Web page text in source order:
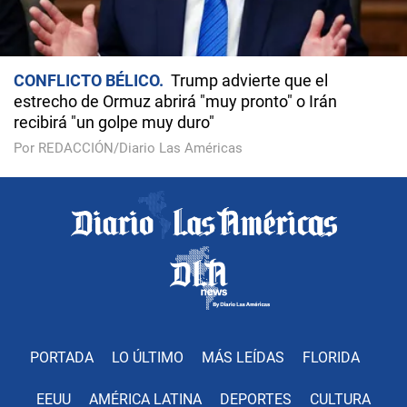
CONFLICTO BÉLICO
Trump advierte que el
estrecho de Ormuz abrirá "muy pronto" o Irán
recibirá "un golpe muy duro"
Por REDACCIÓN/Diario Las Américas
PORTADA LO ÚLTIMO MÁS LEÍDAS FLORIDA
EEUU AMÉRICA LATINA DEPORTES CULTURA